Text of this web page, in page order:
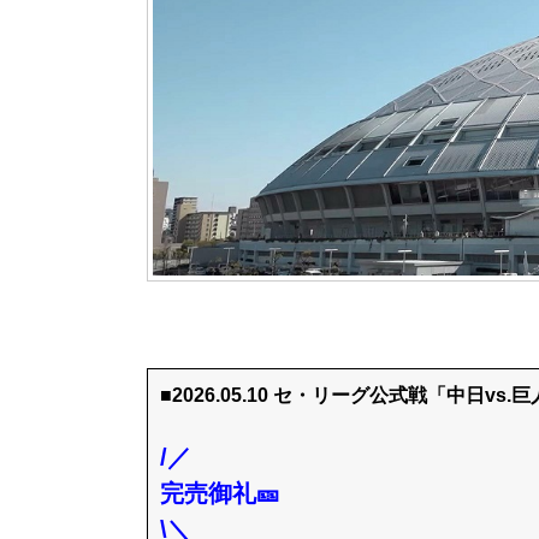
■2026.05.10 セ・リーグ公式戦「中日vs.巨
/／
完売御礼🎫
\＼